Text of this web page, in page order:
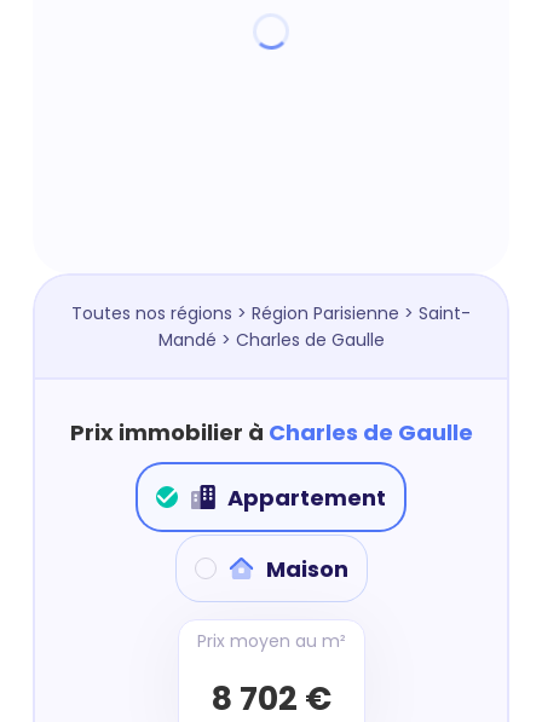
Toutes nos régions > Région Parisienne > Saint-
Mandé > Charles de Gaulle
Prix immobilier à Charles de Gaulle
Appartement
Maison
Prix moyen au m²
8 702 €